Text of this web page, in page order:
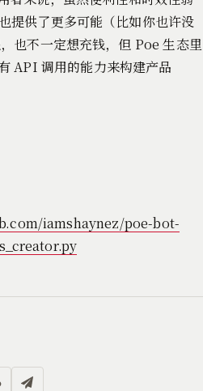
提供了更多可能（比如你也许没
也不一定想充钱，但 Poe 生态里
API 调用的能力来构建产品
iamshaynez/poe-bot-